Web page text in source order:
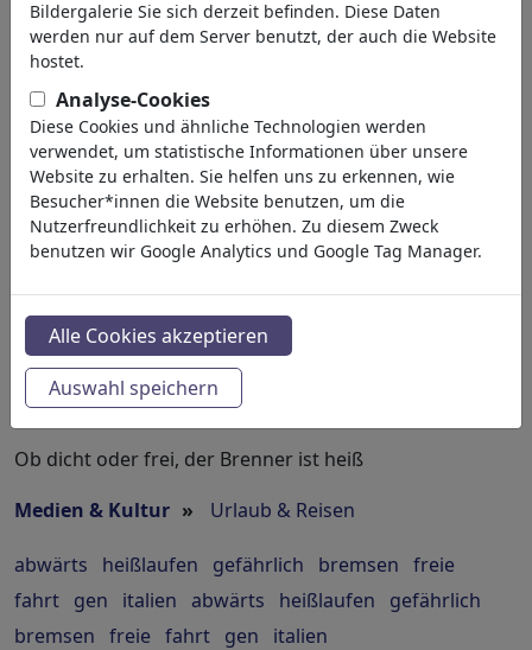
Nie mehr
#484677 / 613 mal angesehen
vonsobecartoons
am 31. May 2026
3
Ob dicht oder frei, der Brenner ist heiß
Medien & Kultur » Urlaub & Reisen
abwärts heißlaufen gefährlich bremsen freie
fahrt gen italien abwärts heißlaufen
gefährlich
bremsen freie fahrt gen italien
Bildergalerie Sie sich derzeit befinden. Diese Daten
werden nur auf dem Server benutzt, der auch die Website
hostet.
Analyse-Cookies
Diese Cookies und ähnliche Technologien werden
verwendet, um statistische Informationen über unsere
Website zu erhalten. Sie helfen uns zu erkennen, wie
Besucher*innen die Website benutzen, um die
Nutzerfreundlichkeit zu erhöhen. Zu diesem Zweck
benutzen wir Google Analytics und Google Tag Manager.
Alle Cookies akzeptieren
Auswahl speichern